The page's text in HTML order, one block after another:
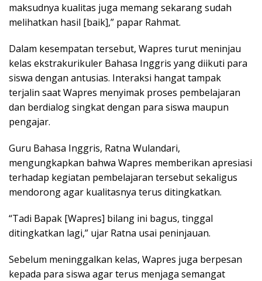
maksudnya kualitas juga memang sekarang sudah
melihatkan hasil [baik],” papar Rahmat.
Dalam kesempatan tersebut, Wapres turut meninjau
kelas ekstrakurikuler Bahasa Inggris yang diikuti para
siswa dengan antusias. Interaksi hangat tampak
terjalin saat Wapres menyimak proses pembelajaran
dan berdialog singkat dengan para siswa maupun
pengajar.
Guru Bahasa Inggris, Ratna Wulandari,
mengungkapkan bahwa Wapres memberikan apresiasi
terhadap kegiatan pembelajaran tersebut sekaligus
mendorong agar kualitasnya terus ditingkatkan.
“Tadi Bapak [Wapres] bilang ini bagus, tinggal
ditingkatkan lagi,” ujar Ratna usai peninjauan.
Sebelum meninggalkan kelas, Wapres juga berpesan
kepada para siswa agar terus menjaga semangat